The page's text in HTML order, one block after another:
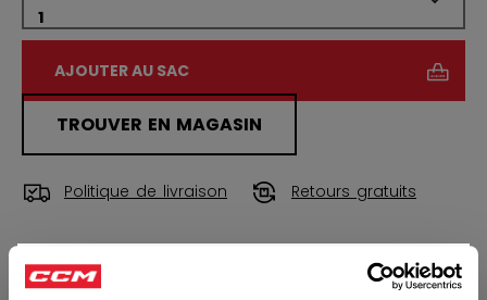
AJOUTER AU SAC
TROUVER EN MAGASIN
Politique de livraison Retours gratuits
OUVRIR LES